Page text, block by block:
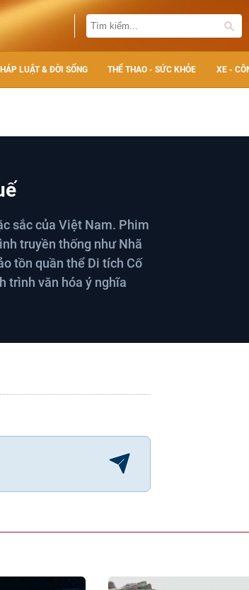
LUẬT & ĐỜI SỐNG THỂ THAO - SỨC KHỎE XE -
sắc của Việt Nam. Phim
truyền thống như Nhã
tồn quần thể Di tích Cố
trình văn hóa ý nghĩa